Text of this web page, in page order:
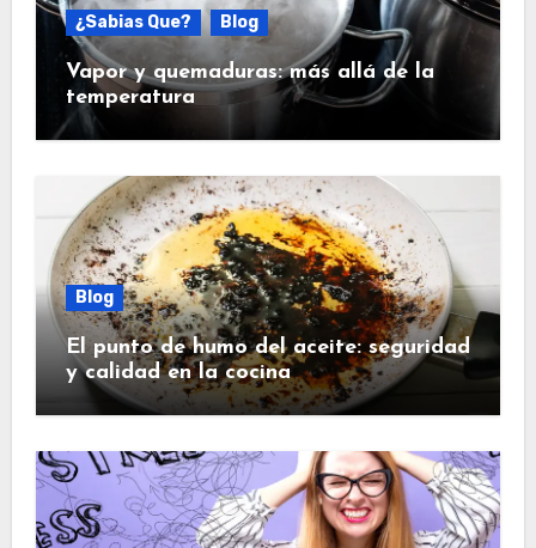
¿Sabias Que? Blog
Vapor y quemaduras: más allá de la
temperatura
Blog
El punto de humo del aceite: seguridad
y calidad en la cocina